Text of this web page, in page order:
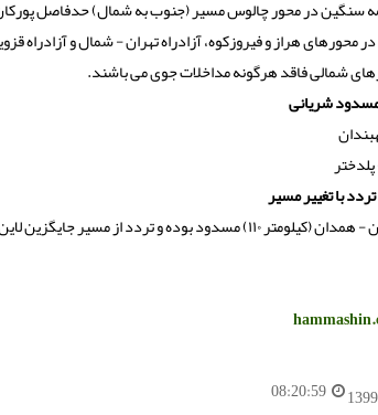
سنگین در محور چالوس مسیر (جنوب به شمال) حدفاصل پورکان
محورهای هراز و فیروزکوه، آزادراه تهران - شمال و
شمالی فاقد هرگونه مداخلات جوی می باشند.
شریانی
با تغییر مسیر
و تردد از مسیر جایگزین لاین روبرو به صورت دو طرفه انجام می گردد.
08:20:59